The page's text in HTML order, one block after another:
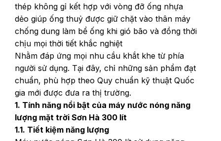
thép không gỉ kết hợp với vòng đỡ ống nhựa
dẻo giúp ống thuỷ được giữ chặt vào thân máy
chống dung làm bể ống khi gió bão và đồng thời
chịu mọi thời tiết khắc nghiệt
Nhằm đáp ứng mọi nhu cầu khắt khe từ phía
người sử dụng. Tại đây, chỉ những sản phẩm đạt
chuẩn, phù hợp theo Quy chuẩn kỹ thuật Quốc
gia mới được đưa ra thị trường.
1. Tính năng nổi bật của máy nước nóng năng
lượng mặt trời Sơn Hà 300 lít
1.1. Tiết kiệm năng lượng